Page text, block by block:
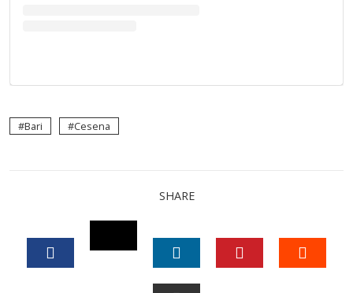
Bari Cesena
SHARE
TWITTER
LINKEDIN